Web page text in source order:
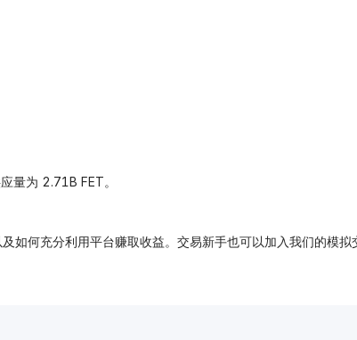
量为 2.71B FET。
如何充分利用平台赚取收益。交易新手也可以加入我们的模